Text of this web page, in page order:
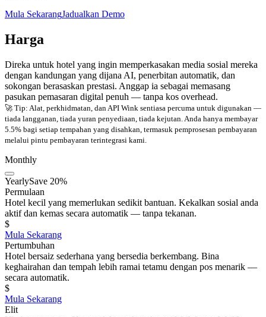
Mula SekarangJadualkan Demo
Harga
Direka untuk hotel yang ingin memperkasakan media sosial mereka
dengan kandungan yang dijana AI, penerbitan automatik, dan
sokongan berasaskan prestasi. Anggap ia sebagai memasang
pasukan pemasaran digital penuh — tanpa kos overhead.
🚀 Tip: Alat, perkhidmatan, dan API Wink sentiasa percuma untuk digunakan —
tiada langganan, tiada yuran penyediaan, tiada kejutan. Anda hanya membayar
5.5% bagi setiap tempahan yang disahkan, termasuk pemprosesan pembayaran
melalui pintu pembayaran terintegrasi kami.
Monthly
YearlySave 20%
Permulaan
Hotel kecil yang memerlukan sedikit bantuan. Kekalkan sosial anda
aktif dan kemas secara automatik — tanpa tekanan.
$
Mula Sekarang
Pertumbuhan
Hotel bersaiz sederhana yang bersedia berkembang. Bina
keghairahan dan tempah lebih ramai tetamu dengan pos menarik —
secara automatik.
$
Mula Sekarang
Elit